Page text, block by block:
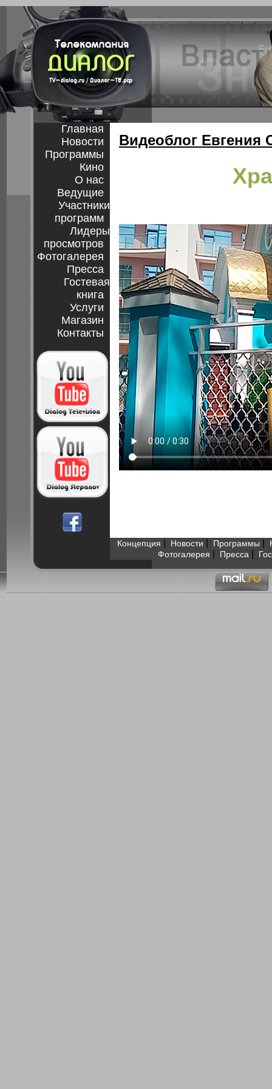
Главная
Новости
Программы
Кино
О нас
Ведущие
Участники
программ
Лидеры
просмотров
Фотогалерея
Пресса
Гостевая
книга
Услуги
Магазин
Контакты
Видеоблог Евгения
Концепция Новости Программы
Фотогалерея
Пресса